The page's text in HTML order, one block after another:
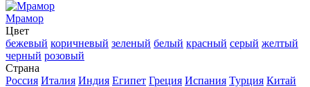
Мрамор
Цвет
бежевый коричневый зеленый белый красный серый желтый
черный розовый
Страна
Россия Италия Индия Египет Греция Испания Турция Китай